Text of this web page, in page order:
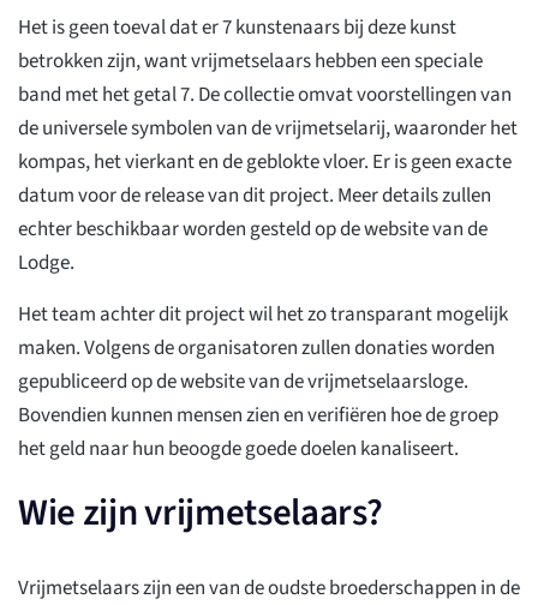
Het is geen toeval dat er 7 kunstenaars bij deze kunst
betrokken zijn, want vrijmetselaars hebben een speciale
band met het getal 7. De collectie omvat voorstellingen van
de universele symbolen van de vrijmetselarij, waaronder het
kompas, het vierkant en de geblokte vloer. Er is geen exacte
datum voor de release van dit project. Meer details zullen
echter beschikbaar worden gesteld op de website van de
Lodge.
Het team achter dit project wil het zo transparant mogelijk
maken. Volgens de organisatoren zullen donaties worden
gepubliceerd op de website van de vrijmetselaarsloge.
Bovendien kunnen mensen zien en verifiëren hoe de groep
het geld naar hun beoogde goede doelen kanaliseert.
Wie zijn vrijmetselaars?
Vrijmetselaars zijn een van de oudste broederschappen in de